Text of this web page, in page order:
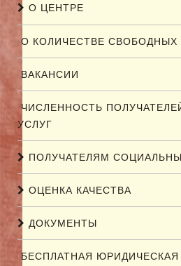
О ЦЕНТРЕ
О КОЛИЧЕСТВЕ СВОБОДНЫХ
ВАКАНСИИ
ЧИСЛЕННОСТЬ
УСЛУГ
ПОЛУЧАТЕЛЯМ
ОЦЕНКА КАЧЕСТВА
ДОКУМЕНТЫ
БЕСПЛАТНАЯ